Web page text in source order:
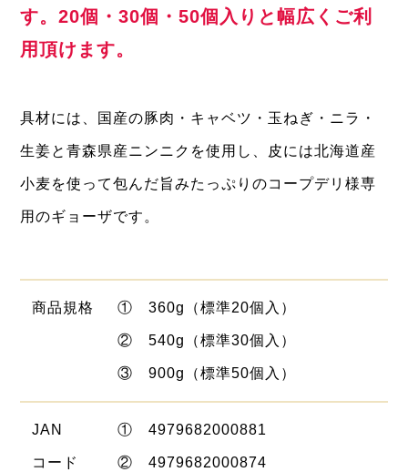
す。20個・30個・50個入りと幅広くご利
用頂けます。
具材には、国産の豚肉・キャベツ・玉ねぎ・ニラ・
生姜と青森県産ニンニクを使用し、皮には北海道産
小麦を使って包んだ旨みたっぷりのコープデリ様専
用のギョーザです。
商品規格 ① 360g（標準20個入）
② 540g（標準30個入）
③ 900g（標準50個入）
JAN
コード
① 4979682000881
② 4979682000874